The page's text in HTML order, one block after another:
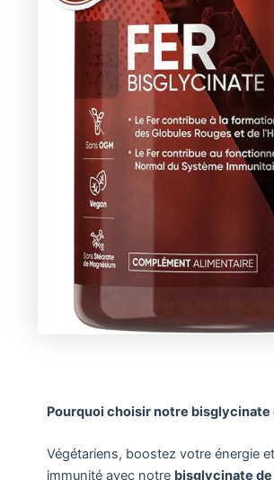
Pourquoi choisir notre bisglycinate
Végétariens, boostez votre énergie
immunité avec notre bisglycinate